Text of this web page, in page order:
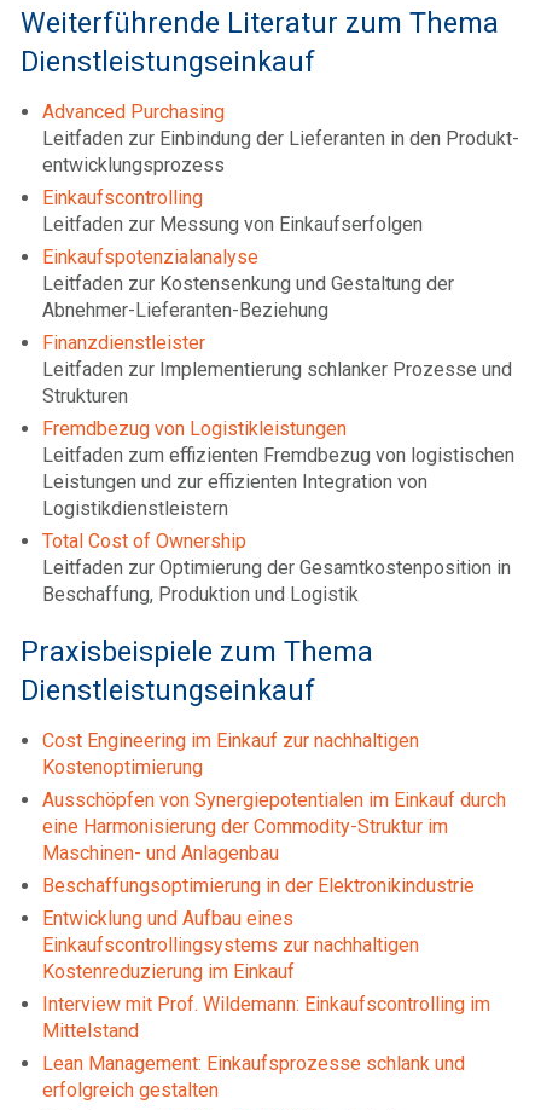
Weiterführende Literatur zum Thema
Dienstleistungseinkauf
Advanced Purchasing
Leitfaden zur Einbindung der Lieferanten in den Produkt-
entwicklungsprozess
Einkaufscontrolling
Leitfaden zur Messung von Einkaufserfolgen
Einkaufspotenzialanalyse
Leitfaden zur Kostensenkung und Gestaltung der
Abnehmer-Lieferanten-Beziehung
Finanzdienstleister
Leitfaden zur Implementierung schlanker Prozesse und
Strukturen
Fremdbezug von Logistikleistungen
Leitfaden zum effizienten Fremdbezug von logistischen
Leistungen und zur effizienten Integration von
Logistikdienstleistern
Total Cost of Ownership
Leitfaden zur Optimierung der Gesamtkostenposition in
Beschaffung, Produktion und Logistik
Praxisbeispiele zum Thema
Dienstleistungseinkauf
Cost Engineering im Einkauf zur nachhaltigen
Kostenoptimierung
Ausschöpfen von Synergiepotentialen im Einkauf durch
eine Harmonisierung der Commodity-Struktur im
Maschinen- und Anlagenbau
Beschaffungsoptimierung in der Elektronikindustrie
Entwicklung und Aufbau eines
Einkaufscontrollingsystems zur nachhaltigen
Kostenreduzierung im Einkauf
Interview mit Prof. Wildemann: Einkaufscontrolling im
Mittelstand
Lean Management: Einkaufsprozesse schlank und
erfolgreich gestalten